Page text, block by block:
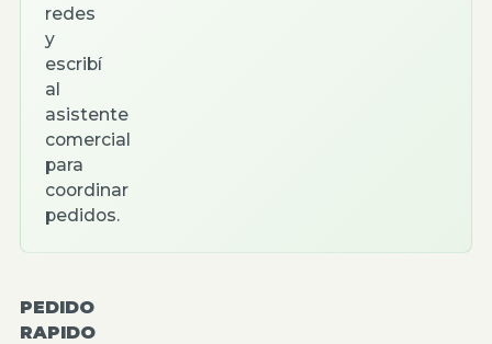
redes
y
escribí
al
asistente
comercial
para
coordinar
pedidos.
PEDIDO
RAPIDO